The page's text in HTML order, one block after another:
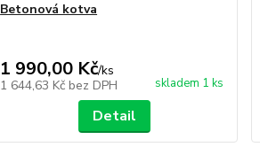
Betonová kotva
1 990,00 Kč/ks
1 644,63 Kč bez DPH skladem 1 ks
Detail